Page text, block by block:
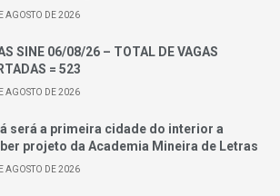
AGOSTO DE 2026
SINE 06/08/26 – TOTAL DE VAGAS
= 523
AGOSTO DE 2026
será a primeira cidade do interior a
projeto da Academia Mineira de Letras
AGOSTO DE 2026